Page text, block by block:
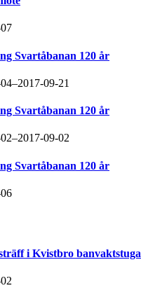
Svartåbanan 120 år
09-21
Svartåbanan 120 år
09-02
Svartåbanan 120 år
i Kvistbro banvaktstuga